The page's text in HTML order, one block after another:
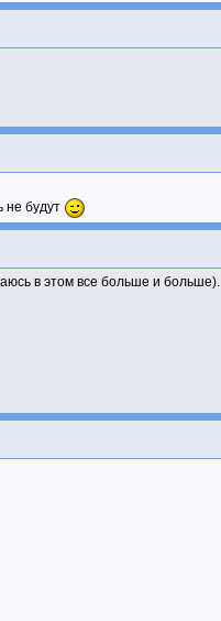
не будут
в этом все больше и больше).